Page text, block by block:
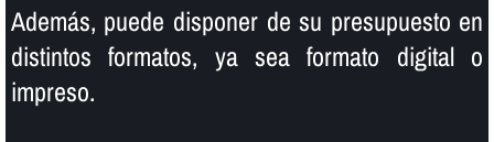
Además, puede disponer de su presupuesto en
distintos formatos, ya sea formato digital o
impreso.